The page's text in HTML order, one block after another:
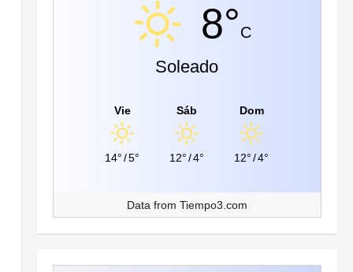
8°C
Soleado
Vie
14° /5°
Sáb
12° /4°
Dom
12° /4°
Data from Tiempo3.com